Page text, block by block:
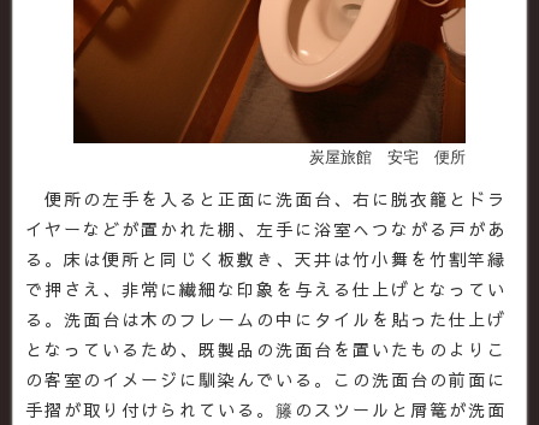
炭屋旅館 安宅 便所
便所の左手を入ると正面に洗面台、右に脱衣籠とドラ
イヤーなどが置かれた棚、左手に浴室へつながる戸があ
る。床は便所と同じく板敷き、天井は竹小舞を竹割竿縁
で押さえ、非常に繊細な印象を与える仕上げとなってい
る。洗面台は木のフレームの中にタイルを貼った仕上げ
となっているため、既製品の洗面台を置いたものよりこ
の客室のイメージに馴染んでいる。この洗面台の前面に
手摺が取り付けられている。籐のスツールと屑篭が洗面